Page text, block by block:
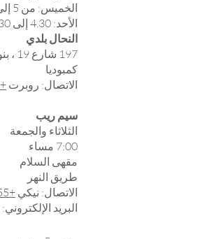
الخميس: من 5 إلى 6 مساءً
الأحد: 4.30 إلى 5.30 مساءً
النحال بلدي
197 شارع 19 ، بنوم بنه ،
كمبوديا
الاتصال: روبرت +855778 37733
سيم ريب
الثلاثاء والجمعة
7:00 مساء
مقهى السلام
طريق النهر
الاتصال: نيكي +855 89213588
البريد الإلكتروني: